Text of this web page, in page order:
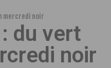
mercredi noir
du vert
noir